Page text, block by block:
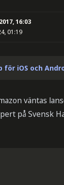
16:03
01:19
för iOS och
väntas
på Svensk